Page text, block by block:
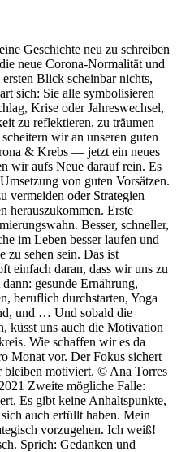
Geschichte neu zu schreiben
neue Corona-Normalität und
Blick scheinbar nichts,
sich: Sie alle symbolisieren
Krise oder Jahreswechsel,
zu reflektieren, zu träumen
wir an unseren guten
& Krebs — jetzt ein neues
wir aufs Neue darauf rein. Es
von guten Vorsätzen.
vermeiden oder Strategien
herauszukommen. Erste
Besser, schneller,
im Leben besser laufen und
zu sehen sein. Das ist
einfach daran, dass wir uns zu
gesunde Ernährung,
beruflich durchstarten, Yoga
und … Und sobald die
küsst uns auch die Motivation
Wie schaffen wir es da
Monat vor. Der Fokus sichert
bleiben motiviert. © Ana Torres
Zweite mögliche Falle:
Es gibt keine Anhaltspunkte,
auch erfüllt haben. Mein
vorzugehen. Ich weiß!
Sprich: Gedanken und